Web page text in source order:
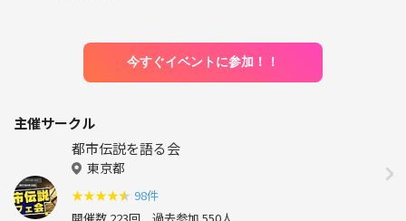
今すぐイベントに参加！！
主催サークル
都市伝説を語る会
東京都
★★★★★ 98件